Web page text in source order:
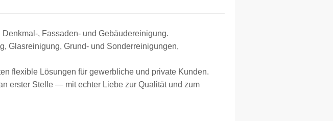
, Fassaden- und Gebäudereinigung.
Glasreinigung, Grund- und Sonderreinigungen,
flexible Lösungen für gewerbliche und private Kunden.
erster Stelle — mit echter Liebe zur Qualität und zum